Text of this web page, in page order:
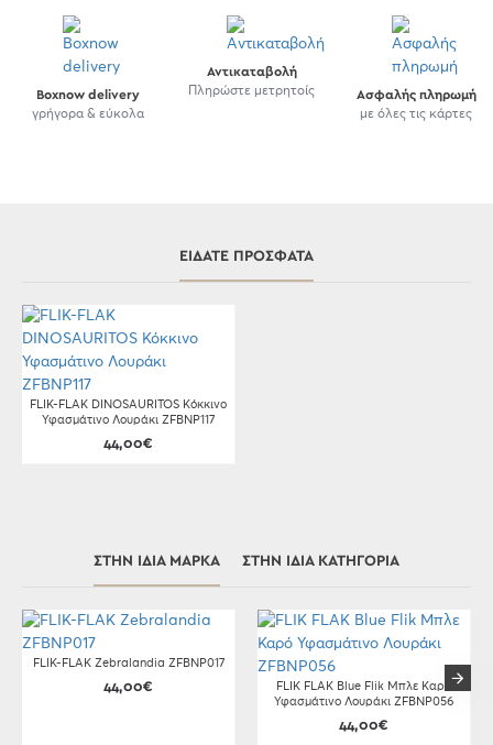
Boxnow delivery
γρήγορα & εύκολα
Αντικαταβολή
Πληρώστε μετρητοίς
Ασφαλής πληρωμή
με όλες τις κάρτες
ΕΊΔΑΤΕ ΠΡΌΣΦΑΤΑ
FLIK-FLAK DINOSAURITOS Κόκκινο
Υφασμάτινο Λουράκι ZFBNP117
44,00€
ΣΤΗΝ ΊΔΙΑ ΜΆΡΚΑ ΣΤΗΝ ΊΔΙΑ ΚΑΤΗΓΟΡΊΑ
FLIK-FLAK Zebralandia ZFBNP017
44,00€
FLIK FLAK Blue Flik Μπλε Καρό
Υφασμάτινο Λουράκι ZFBNP056
44,00€